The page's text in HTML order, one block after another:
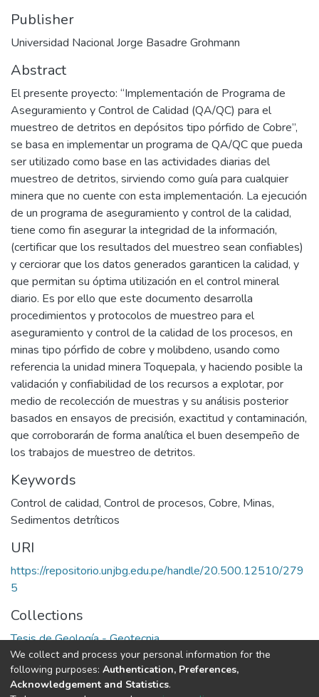
Publisher
Universidad Nacional Jorge Basadre Grohmann
Abstract
El presente proyecto: “Implementación de Programa de
Aseguramiento y Control de Calidad (QA/QC) para el
muestreo de detritos en depósitos tipo pórfido de Cobre”,
se basa en implementar un programa de QA/QC que pueda
ser utilizado como base en las actividades diarias del
muestreo de detritos, sirviendo como guía para cualquier
minera que no cuente con esta implementación. La ejecución
de un programa de aseguramiento y control de la calidad,
tiene como fin asegurar la integridad de la información,
(certificar que los resultados del muestreo sean confiables)
y cerciorar que los datos generados garanticen la calidad, y
que permitan su óptima utilización en el control mineral
diario. Es por ello que este documento desarrolla
procedimientos y protocolos de muestreo para el
aseguramiento y control de la calidad de los procesos, en
minas tipo pórfido de cobre y molibdeno, usando como
referencia la unidad minera Toquepala, y haciendo posible la
validación y confiabilidad de los recursos a explotar, por
medio de recolección de muestras y su análisis posterior
basados en ensayos de precisión, exactitud y contaminación,
que corroborarán de forma analítica el buen desempeño de
los trabajos de muestreo de detritos.
Keywords
Control de calidad, Control de procesos, Cobre, Minas,
Sedimentos detríticos
URI
https://repositorio.unjbg.edu.pe/handle/20.500.12510/279
5
Collections
Tesis de Geología - Geotecnia
Full item page
We collect and process your personal information for the
following purposes: Authentication, Preferences,
Acknowledgement and Statistics.